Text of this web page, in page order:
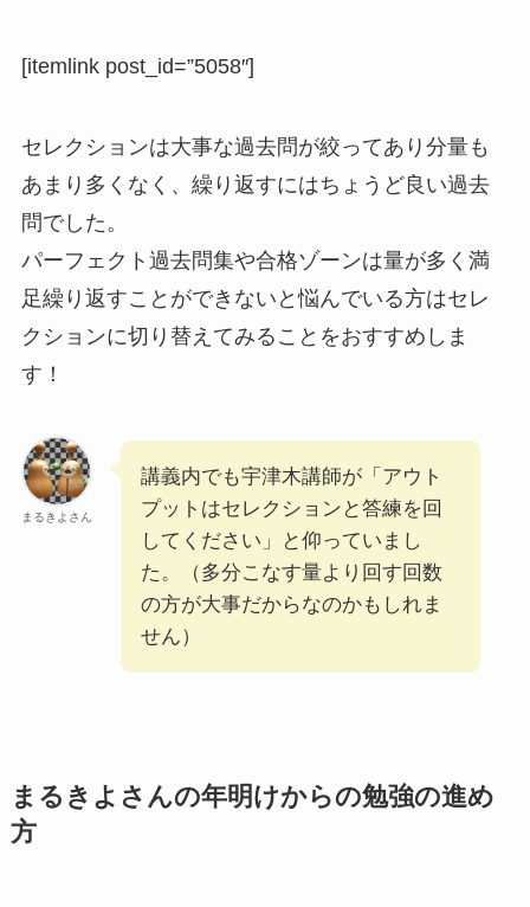
[itemlink post_id=”5058″]
セレクションは大事な過去問が絞ってあり分量も
あまり多くなく、繰り返すにはちょうど良い過去
問でした。
パーフェクト過去問集や合格ゾーンは量が多く満
足繰り返すことができないと悩んでいる方はセレ
クションに切り替えてみることをおすすめしま
す！
まるきよさん
講義内でも宇津木講師が「アウト
プットはセレクションと答練を回
してください」と仰っていまし
た。（多分こなす量より回す回数
の方が大事だからなのかもしれま
せん）
まるきよさんの年明けからの勉強の進め
方